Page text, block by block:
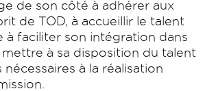
de son côté à adhérer aux
de TOD, à accueillir le talent
à faciliter son intégration dans
à sa disposition du talent
à la réalisation